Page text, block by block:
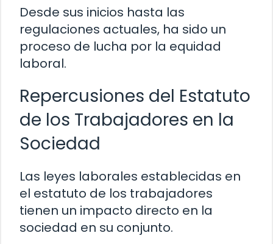
Desde sus inicios hasta las
regulaciones actuales, ha sido un
proceso de lucha por la equidad
laboral.
Repercusiones del Estatuto
de los Trabajadores en la
Sociedad
Las leyes laborales establecidas en
el estatuto de los trabajadores
tienen un impacto directo en la
sociedad en su conjunto.